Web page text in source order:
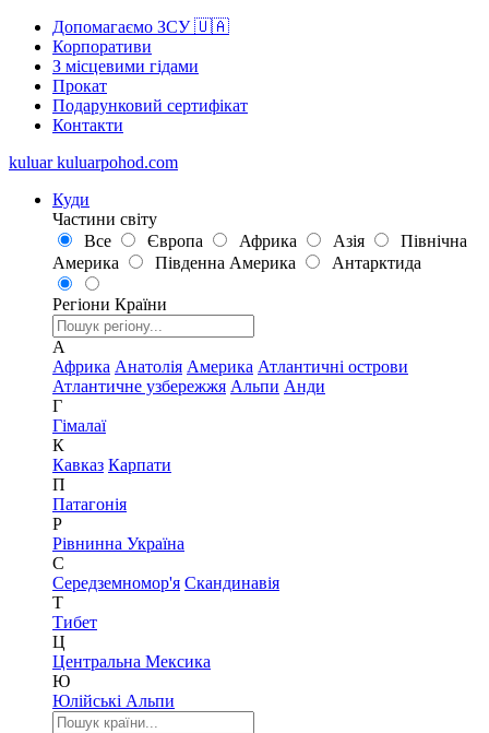
Допомагаємо ЗСУ 🇺🇦
Корпоративи
З місцевими гідами
Прокат
Подарунковий сертифікат
Контакти
kuluar kuluarpohod.com
Куди
Частини світу
Все
Європа Африка Азія
Північна
Америка
Південна Америка Антарктида
Регіони Країни
А
Африка Анатолія Америка Атлантичні острови
Атлантичне узбережжя Альпи Анди
Г
Гімалаї
К
Кавказ Карпати
П
Патагонія
Р
Рівнинна Україна
С
Середземномор'я Скандинавія
Т
Тибет
Ц
Центральна Мексика
Ю
Юлійські Альпи